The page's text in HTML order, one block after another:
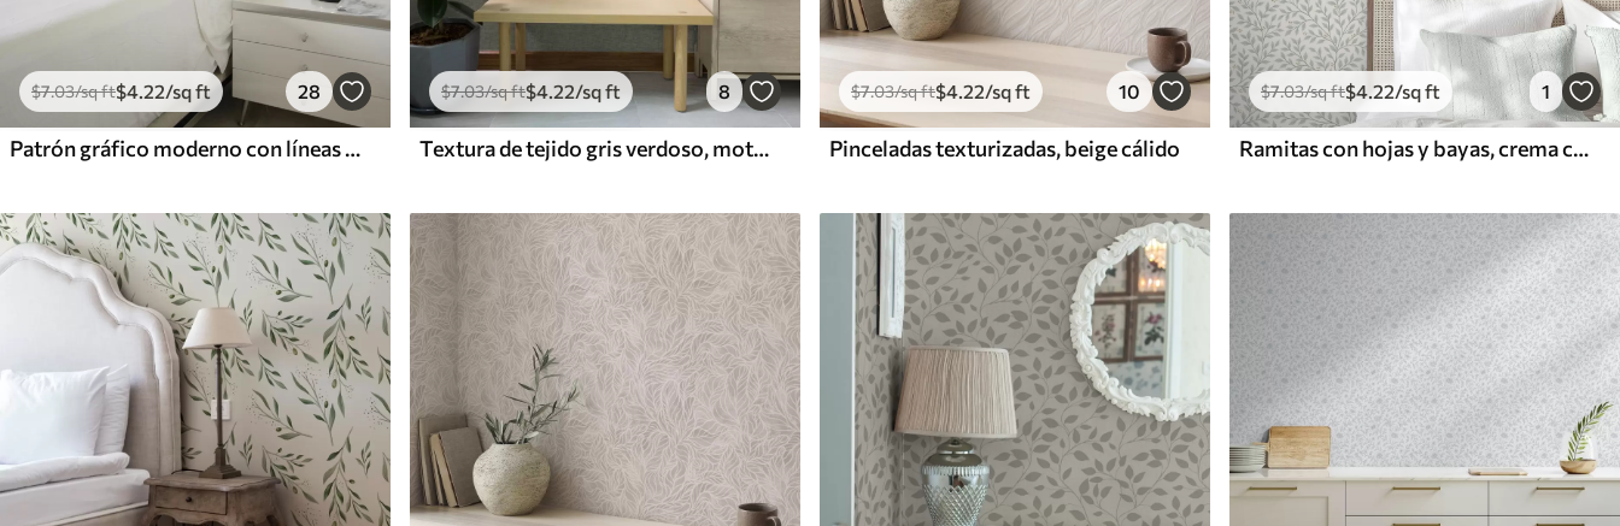
$7.03/sq ft$4.22/sq ft 28
Patrón gráfico moderno con líneas curvas
$7.03/sq ft$4.22/sq ft 8
Textura de tejido gris verdoso, motivo de rejilla de lino
$7.03/sq ft$4.22/sq ft 10
Pinceladas texturizadas, beige cálido
$7.03/sq ft$4.22/sq ft 1
Ramitas con hojas y bayas, crema clara y salvia